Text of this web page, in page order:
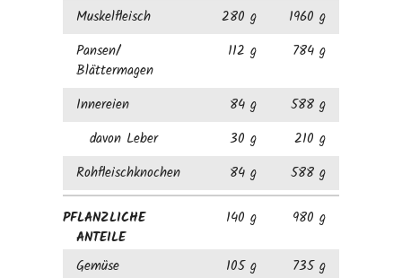
Muskelfleisch
280 g
1960 g
Pansen/
Blättermagen
112 g 784 g
Innereien 84 g
588 g
davon Leber
30 g
210 g
Rohfleischknochen
84 g 588 g
PFLANZLICHE
ANTEILE
140 g 980 g
Gemüse 105 g
735 g